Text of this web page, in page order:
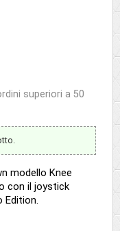
superiori a 50
modello Knee
con il joystick
Edition.